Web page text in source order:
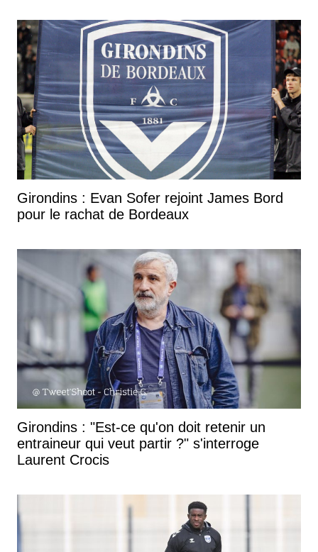
Girondins : Evan Sofer rejoint James Bord
pour le rachat de Bordeaux
Girondins : "Est-ce qu'on doit retenir un
entraineur qui veut partir ?" s'interroge
Laurent Crocis